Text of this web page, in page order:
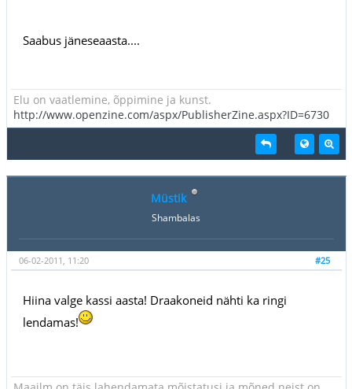
Saabus jäneseaasta....
Elu on vaatlemine, õppimine ja kunst.
http://www.openzine.com/aspx/PublisherZine.aspx?ID=6730
Müstik
Shambalas
#25
06-02-2011, 11:20
Hiina valge kassi aasta! Draakoneid nähti ka ringi
lendamas!